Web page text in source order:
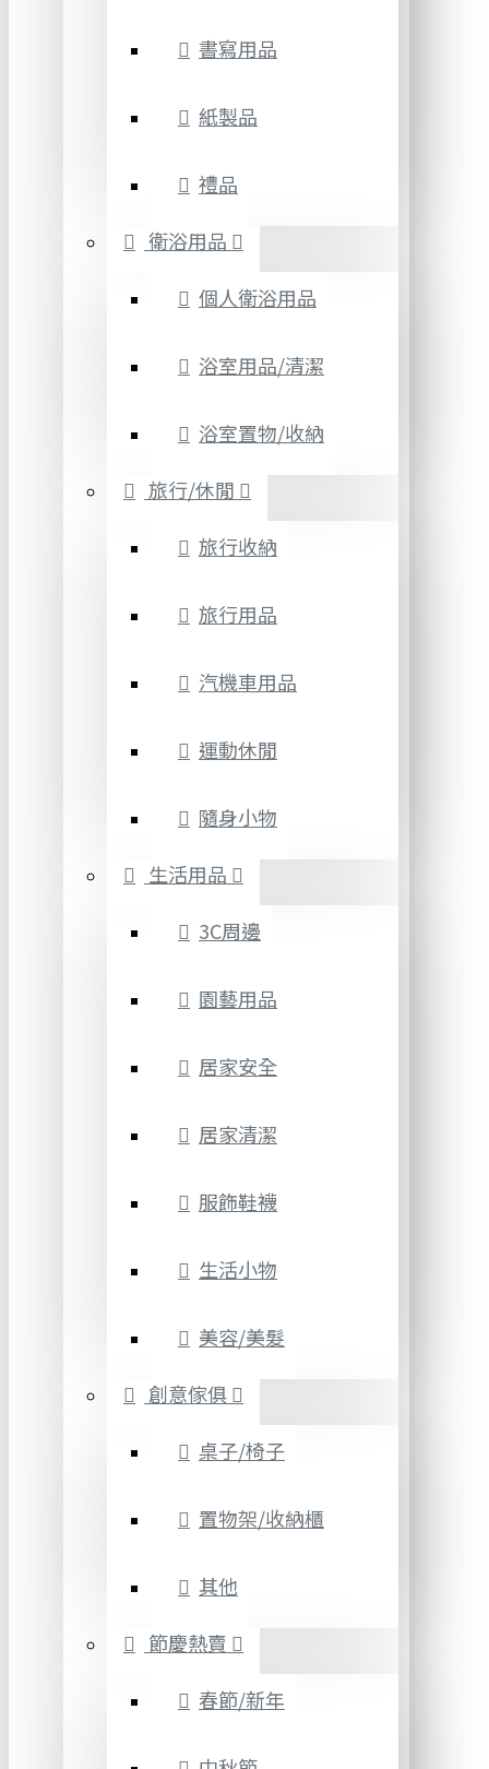
書寫用品
紙製品
禮品
衛浴用品
個人衛浴用品
浴室用品/清潔
浴室置物/收納
旅行/休閒
旅行收納
旅行用品
汽機車用品
運動休閒
隨身小物
生活用品
3C周邊
園藝用品
居家安全
居家清潔
服飾鞋襪
生活小物
美容/美髮
創意傢俱
桌子/椅子
置物架/收納櫃
其他
節慶熱賣
春節/新年